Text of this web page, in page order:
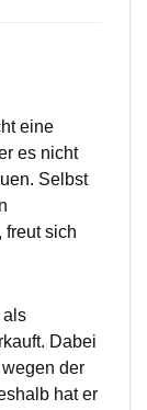
eine
es nicht
Selbst
freut sich
als
Dabei
der
hat er